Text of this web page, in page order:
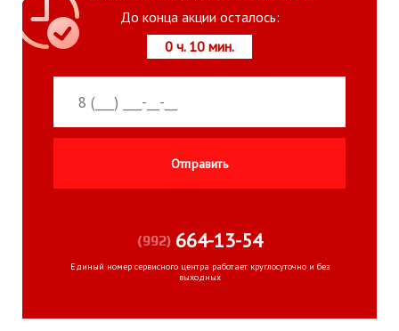
До конца акции осталось:
0 ч. 10 мин.
(992) 664-13-54
Единый номер сервисного центра работает круглосуточно и без
выходных